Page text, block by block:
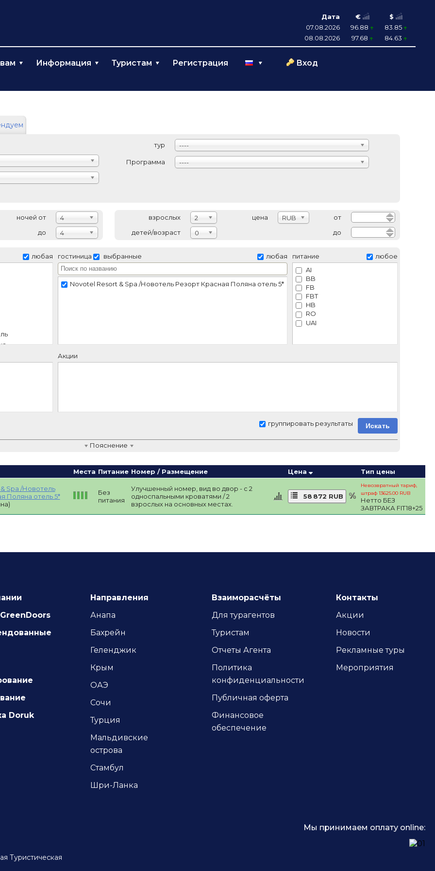
Дата €
$
07.08.2026
96.88
83.85
08.08.2026
97.68 84.63
Информация Туристам Регистрация Вход
тур ----
Программа ----
ночей от
4
до 4
взрослых 2 цена RUB
от
детей/возраст
0 до
любая
гостиница выбранные любая
Novotel Resort & Spa /Новотель Резорт Красная Поляна отель 5*
питание
любое
AI
BB
FB
FBT
HB
RO
UAI
Акции
Искать
группировать результаты
Пояснение
Места Питание Номер / Размещение Цена Тип цены
Spa /Новотель
Поляна отель 5*
Без
питания
Улучшенный номер, вид во двор - с 2
односпальными кроватями / 2
взрослых на основных местах.
58 872 RUB
Невозвратный тариф,
штраф 13625.00 RUB
Нетто БЕЗ
ЗАВТРАКА FIT18+25
Doruk
Направления
Анапа
Бахрейн
Геленджик
Крым
ОАЭ
Сочи
Турция
Мальдивские
острова
Стамбул
Шри-Ланка
Взаиморасчёты
Для турагентов
Туристам
Отчеты Агента
Политика
конфиденциальности
Публичная оферта
Финансовое
обеспечение
Контакты
Акции
Новости
Рекламные туры
Мероприятия
Туристическая
Мы принимаем оплату online: